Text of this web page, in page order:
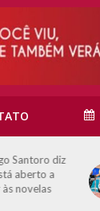
diz
a